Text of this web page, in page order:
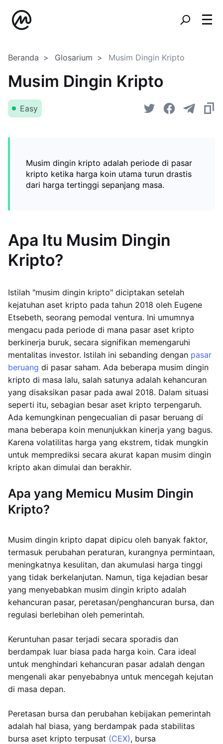
Beranda Glosarium Musim Dingin Kripto
Musim Dingin Kripto
Easy
Musim dingin kripto adalah periode di pasar
kripto ketika harga koin utama turun drastis
dari harga tertinggi sepanjang masa.
Apa Itu Musim Dingin
Kripto?
Istilah "musim dingin kripto" diciptakan setelah
kejatuhan aset kripto pada tahun 2018 oleh Eugene
Etsebeth, seorang pemodal ventura. Ini umumnya
mengacu pada periode di mana pasar aset kripto
berkinerja buruk, secara signifikan memengaruhi
mentalitas investor. Istilah ini sebanding dengan pasar
beruang di pasar saham. Ada beberapa musim dingin
kripto di masa lalu, salah satunya adalah kehancuran
yang disaksikan pasar pada awal 2018. Dalam situasi
seperti itu, sebagian besar aset kripto terpengaruh.
Ada kemungkinan pengecualian di pasar beruang di
mana beberapa koin menunjukkan kinerja yang bagus.
Karena volatilitas harga yang ekstrem, tidak mungkin
untuk memprediksi secara akurat kapan musim dingin
kripto akan dimulai dan berakhir.
Apa yang Memicu Musim Dingin
Kripto?
Musim dingin kripto dapat dipicu oleh banyak faktor,
termasuk perubahan peraturan, kurangnya permintaan,
meningkatnya kesulitan, dan akumulasi harga tinggi
yang tidak berkelanjutan. Namun, tiga kejadian besar
yang menyebabkan musim dingin kripto adalah
kehancuran pasar, peretasan/penghancuran bursa, dan
regulasi berlebihan oleh pemerintah.
Keruntuhan pasar terjadi secara sporadis dan
berdampak luar biasa pada harga koin. Cara ideal
untuk menghindari kehancuran pasar adalah dengan
mengenali akar penyebabnya untuk mencegah kejutan
di masa depan.
Peretasan bursa dan perubahan kebijakan pemerintah
adalah hal biasa, yang berdampak pada stabilitas
bursa aset kripto terpusat (CEX), bursa